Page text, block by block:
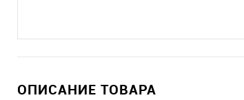
ОПИСАНИЕ ТОВАРА